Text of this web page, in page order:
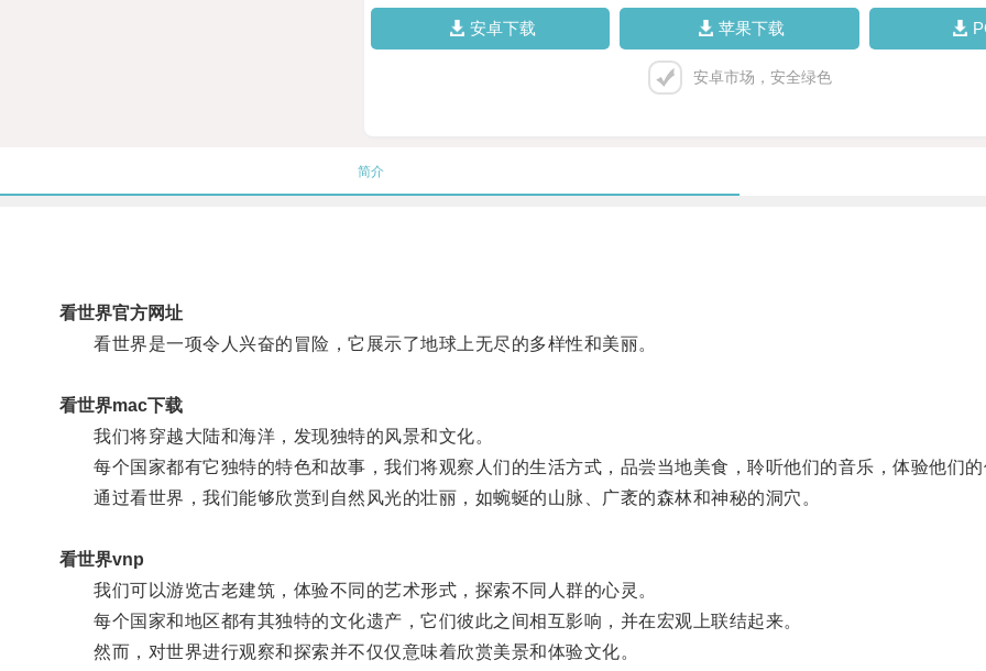
安卓下载 苹果下载
安卓市场，安全绿色
简介
看世界官方网址
看世界是一项令人兴奋的冒险，它展示了地球上无尽的多样性和美丽。
看世界mac下载
我们将穿越大陆和海洋，发现独特的风景和文化。
每个国家都有它独特的特色和故事，我们将观察人们的生活方式，品尝当地美食，聆听他们的音乐，体验他们的
通过看世界，我们能够欣赏到自然风光的壮丽，如蜿蜒的山脉、广袤的森林和神秘的洞穴。
看世界vnp
我们可以游览古老建筑，体验不同的艺术形式，探索不同人群的心灵。
每个国家和地区都有其独特的文化遗产，它们彼此之间相互影响，并在宏观上联结起来。
然而，对世界进行观察和探索并不仅仅意味着欣赏美景和体验文化。